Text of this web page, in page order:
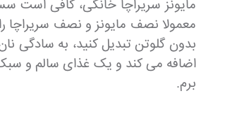
مایونز سریراچا خانگی، کافی است
معمولا نصف مایونز و نصف
بدون گلوتن تبدیل کنید، به سادگی
اضافه می کند و یک غذای سالم و
برم.